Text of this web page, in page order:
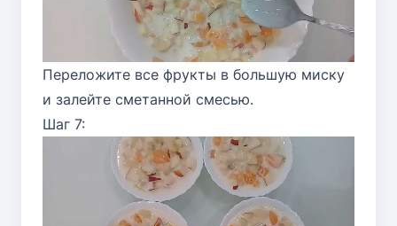
Переложите все фрукты в большую миску
и залейте сметанной смесью.
Шаг 7: